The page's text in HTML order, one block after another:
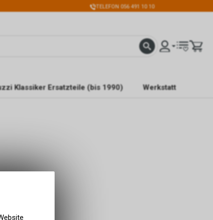
TELEFON 056 491 10 10
Klassiker Ersatzteile (bis 1990) Werkstatt